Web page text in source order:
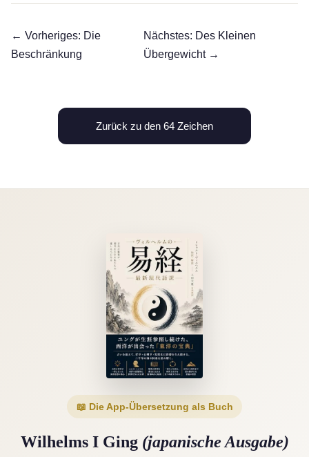
← Vorheriges: Die
Beschränkung
Nächstes: Des Kleinen
Übergewicht →
Zurück zu den 64 Zeichen
📖 Die App-Übersetzung als Buch
Wilhelms I Ging (japanische Ausgabe)